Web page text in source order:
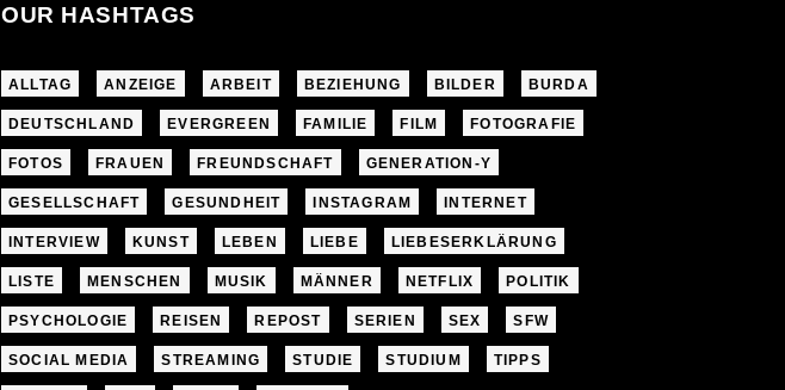
OUR HASHTAGS
ALLTAG ANZEIGE ARBEIT BEZIEHUNG BILDER BURDA
DEUTSCHLAND EVERGREEN FAMILIE FILM FOTOGRAFIE
FOTOS FRAUEN FREUNDSCHAFT GENERATION-Y
GESELLSCHAFT GESUNDHEIT INSTAGRAM INTERNET
INTERVIEW KUNST LEBEN LIEBE LIEBESERKLÄRUNG
LISTE MENSCHEN MUSIK MÄNNER NETFLIX POLITIK
PSYCHOLOGIE REISEN REPOST SERIEN SEX SFW
SOCIAL MEDIA STREAMING STUDIE STUDIUM TIPPS